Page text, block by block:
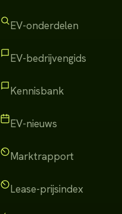
EV-onderdelen
EV-bedrijvengids
Kennisbank
EV-nieuws
Marktrapport
Lease-prijsindex